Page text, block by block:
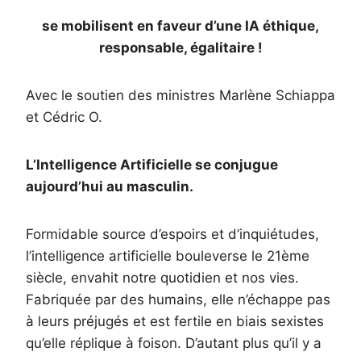
se mobilisent en faveur d’une IA éthique,
responsable, égalitaire !
Avec le soutien des ministres Marlène Schiappa
et Cédric O.
L’Intelligence Artificielle se conjugue
aujourd’hui au masculin.
Formidable source d’espoirs et d’inquiétudes,
l’intelligence artificielle bouleverse le 21ème
siècle, envahit notre quotidien et nos vies.
Fabriquée par des humains, elle n’échappe pas
à leurs préjugés et est fertile en biais sexistes
qu’elle réplique à foison. D’autant plus qu’il y a